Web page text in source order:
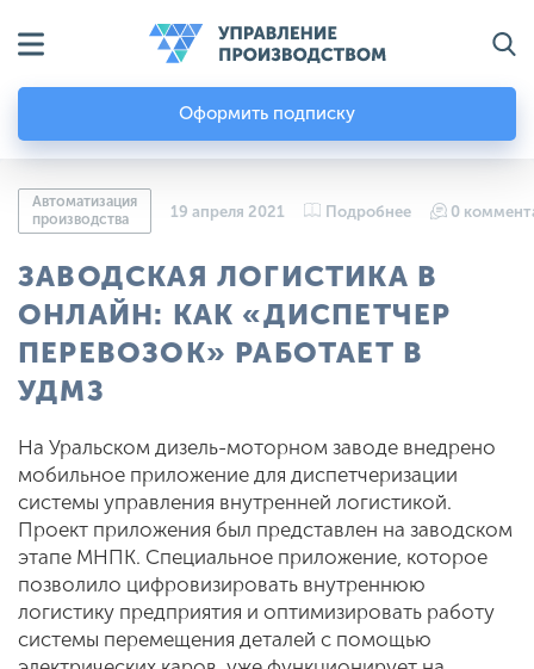
Оформить подписку
Автоматизация
производства
19 апреля 2021 Подробнее 0
ЗАВОДСКАЯ ЛОГИСТИКА В
ОНЛАЙН: КАК «ДИСПЕТЧЕР
ПЕРЕВОЗОК» РАБОТАЕТ В
УДМЗ
На Уральском дизель-моторном заводе внедрено
мобильное приложение для диспетчеризации
системы управления внутренней логистикой.
Проект приложения был представлен на заводском
этапе МНПК. Специальное приложение, которое
позволило цифровизировать внутреннюю
логистику предприятия и оптимизировать работу
системы перемещения деталей с помощью